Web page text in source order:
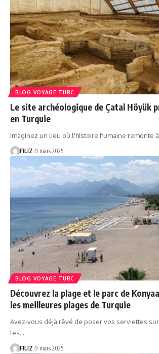
BLOG VOYAGE TURC
Le site archéologique de Çatal Höyük
en Turquie
Imaginez un lieu où l'histoire humaine remonte
FILIZ 9 mars 2025
BLOG VOYAGE TURC
Découvrez la plage et le parc de
les meilleures plages de Turquie
Avez-vous déjà rêvé de poser vos serviettes
les…
FILIZ 9 mars 2025